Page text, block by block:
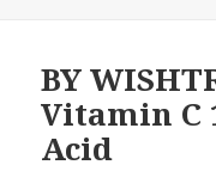
BY
Vitamin C
Acid